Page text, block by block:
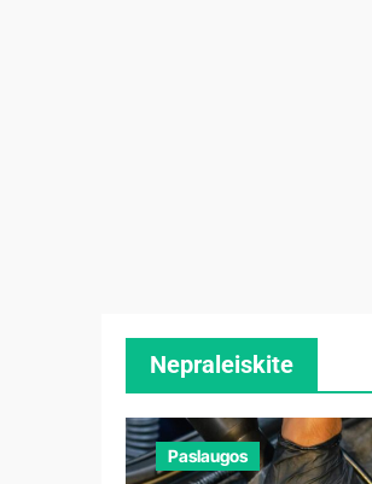
Nepraleiskite
Paslaugos